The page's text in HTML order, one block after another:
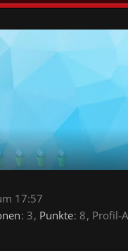
17:57
3 Punkte 8 Profil-